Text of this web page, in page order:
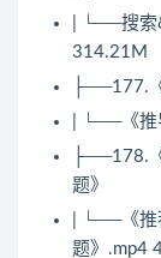
| └──搜
314.21M
├──177.
| └──《
├──178.
题》
| └──《推
题》.mp4